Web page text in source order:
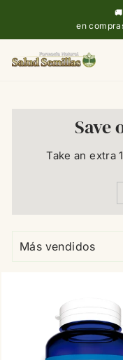
al
contenido
en
Save
Take an extra